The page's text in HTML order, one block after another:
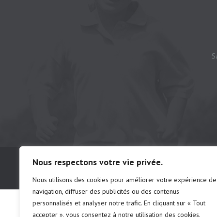
Nous respectons votre vie privée.
Nous utilisons des cookies pour améliorer votre expérience de
navigation, diffuser des publicités ou des contenus
personnalisés et analyser notre trafic. En cliquant sur « Tout
accepter », vous consentez à notre utilisation des cookies.
© Camping municipal de St-Félix d'Otis,
# d'établissements: chalet 222691 |